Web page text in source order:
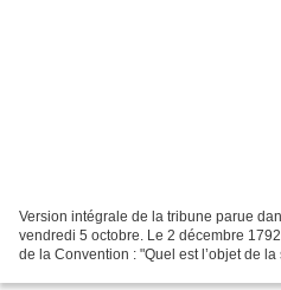
Version intégrale de la tribune parue
vendredi 5 octobre. Le 2 décembre
de la Convention : "Quel est l’objet de